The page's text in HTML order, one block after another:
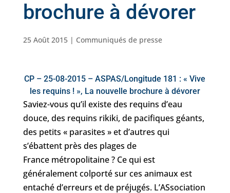
brochure à dévorer
25 Août 2015| Communiqués de presse
CP – 25-08-2015 – ASPAS/Longitude 181 : « Vive
les requins ! », La nouvelle brochure à dévorer
Saviez-vous qu’il existe des requins d’eau
douce, des requins rikiki, de pacifiques géants,
des petits « parasites » et d’autres qui
s’ébattent près des plages de
France métropolitaine ? Ce qui est
généralement colporté sur ces animaux est
entaché d’erreurs et de préjugés. L’ASsociation